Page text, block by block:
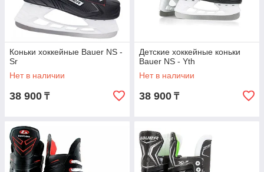
Коньки хоккейные Bauer NS -
Sr
Нет в наличии
38 900 ₸
Детские хоккейные коньки
Bauer NS - Yth
Нет в наличии
38 900 ₸